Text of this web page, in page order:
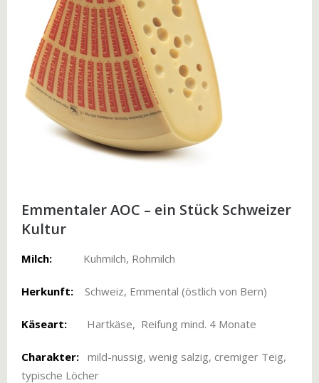
Emmentaler AOC – ein Stück Schweizer
Kultur
Milch: Kuhmilch, Rohmilch
Herkunft: Schweiz, Emmental (östlich von Bern)
Käseart: Hartkäse, Reifung mind. 4 Monate
Charakter: mild-nussig, wenig salzig, cremiger Teig,
typische Löcher